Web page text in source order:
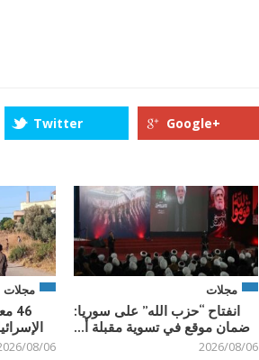
Twitter Google+
مجلات
08/06
مجلات
انفتاح “حزب الله” على سوريا:
ضمان موقع في تسوية مقبلة أ...
2026/08/06